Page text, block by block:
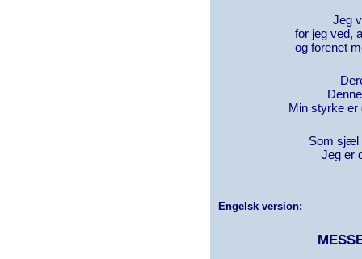
Jeg
for jeg ved,
og forenet
Min styrke er
Som sjæl
Jeg er
Engelsk version: